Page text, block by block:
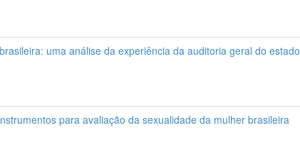
uma análise da experiência da auditoria geral do estado
para avaliação da sexualidade da mulher brasileira